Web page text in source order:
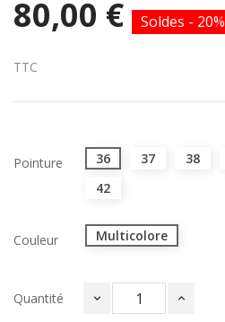
80,00 € Soldes - 20%
TTC
Pointure 36 37 38
42
Couleur Multicolore
Quantité